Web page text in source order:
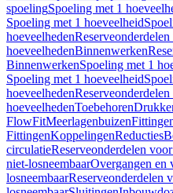
spoelingSpoeling met 1
Spoeling met 1 hoeveelheid
hoeveelheden
hoeveelhedenBinnenwerken
BinnenwerkenSpoeling met 1
Spoeling met 1 hoeveelheid
hoeveelheden
hoeveelhedenToebehoren
FlowFitMeerlagenbuizen
FittingenKoppelingenReducties
circulatieReserveonderdelen
niet-losneembaarOvergangen en
losneembaarReserveonderdelen